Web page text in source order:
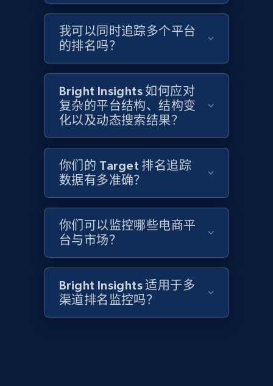
Target
URL, Product id, Title, Product description,
Rating, Reviews count, Initial price, Discount,
and more.
1.3K+ 175+ 立即开始
specified keywords
URL, Product id, Title, Product description,
Rating, Reviews count, Initial price, Discount,
and more.
1.3K+ 175+
Target - Discover products by category url
URL, Product id, Title, Product description,
我可以同时追踪多个平台
的排名吗？
Bright Insights 如何应对
复杂的平台结构、结构变
化以及动态搜索结果？
你们的 Target 排名追踪
数据有多准确？
你们可以监控哪些电商平
台与市场？
Bright Insights 适用于多
渠道排名监控吗？